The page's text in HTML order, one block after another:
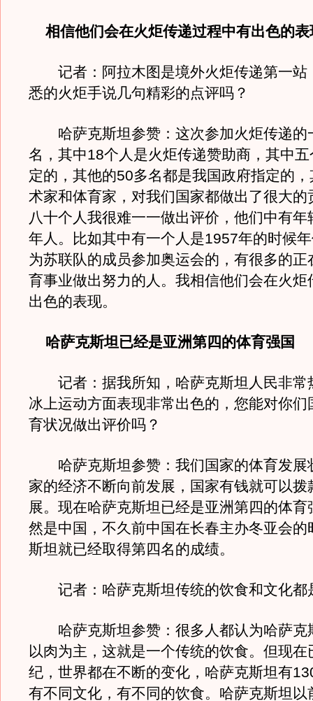
相信他们会在火炬传递过程中有出色的表
记者：阿拉木图是境外火炬传递第一站
悉的火炬手说几句精彩的点评吗？
哈萨克斯坦参赞：这次参加火炬传递的
名，其中18个人是火炬传递赞助商，其中
定的，其他的50多名都是我国政府指定的
术家和体育家，对我们国家都做出了很大的
八十个人我很难一一做出评价，他们中有年
年人。比如其中有一个人是1957年的时候
为苏联队的成员参加奥运会的，有很多的正
育事业做出努力的人。我相信他们会在火炬
出色的表现。
哈萨克斯坦已经是亚洲第四的体育强国
记者：据我所知，哈萨克斯坦人民非常
冰上运动方面表现非常出色的，您能对你们
育状况做出评价吗？
哈萨克斯坦参赞：我们国家的体育发展
家的经济不断向前发展，国家有钱就可以拨
展。现在哈萨克斯坦已经是亚洲第四的体育
然是中国，不久前中国在长春主办冬亚会的
斯坦就已经取得第四名的成绩。
记者：哈萨克斯坦传统的饮食和文化都
哈萨克斯坦参赞：很多人都认为哈萨克
以肉为主，这就是一个传统的饮食。但现在
纪，世界都在不断的变化，哈萨克斯坦有
有不同文化，有不同的饮食。哈萨克斯坦以